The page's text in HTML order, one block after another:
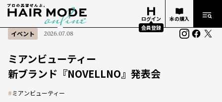
ログイン
会員登録
本の購入
イベント 2026.07.08
ミアンビューティー
新ブランド『NOVELLNO』発表会
#ミアンビューティー